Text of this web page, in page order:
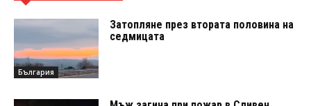
България
Затопляне през втората половина на
седмицата